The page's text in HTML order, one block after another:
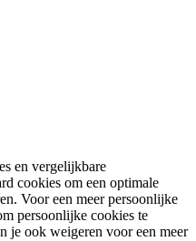
en vergelijkbare
cookies om een optimale
Voor een meer persoonlijke
persoonlijke cookies te
je ook weigeren voor een meer